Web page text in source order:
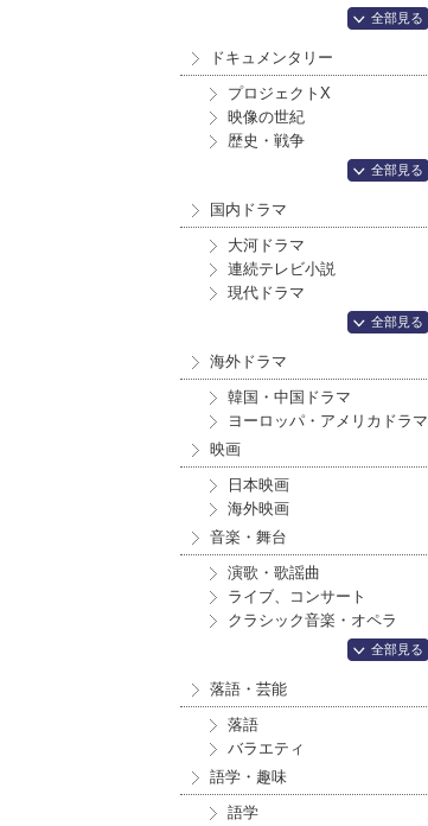
全部見る
ドキュメンタリー
プロジェクトX
映像の世紀
歴史・戦争
全部見る
国内ドラマ
大河ドラマ
連続テレビ小説
現代ドラマ
全部見る
海外ドラマ
韓国・中国ドラマ
ヨーロッパ・アメリカドラマ
映画
日本映画
海外映画
音楽・舞台
演歌・歌謡曲
ライブ、コンサート
クラシック音楽・オペラ
全部見る
落語・芸能
落語
バラエティ
語学・趣味
語学